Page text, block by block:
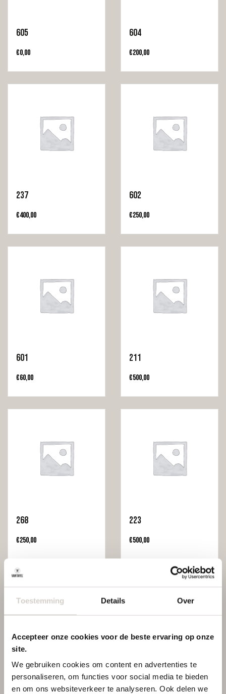
Toestemming Details Over
Accepteer onze cookies voor de beste ervaring op onze
site.
We gebruiken cookies om content en advertenties te
personaliseren, om functies voor social media te bieden
en om ons websiteverkeer te analyseren. Ook delen we
605
€0,00
604
€200,00
237
€400,00
602
€250,00
601
€60,00
211
€500,00
268
€250,00
223
€500,00
207 273